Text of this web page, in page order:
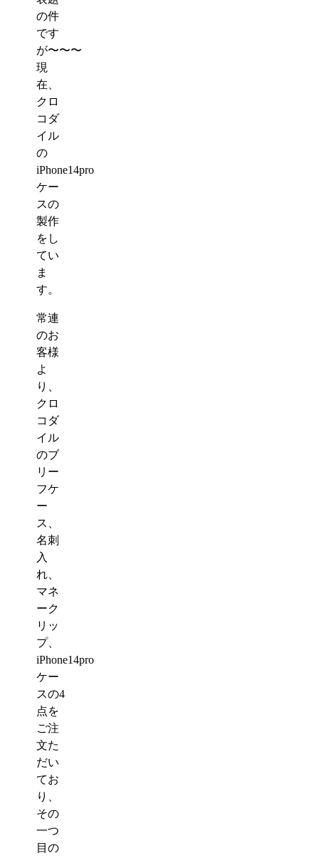
の件
です
が〜〜〜
現
在、
クロ
コダ
イル
の
iPhone14pro
ケー
スの
製作
をし
てい
ま
す。
常連
のお
客様
よ
り、
クロ
コダ
イル
のブ
リー
フケ
ー
ス、
名刺
入
れ、
マネ
ーク
リッ
プ、
iPhone14pro
ケー
スの4
点を
ご注
文た
だい
てお
り、
その
一つ
目の